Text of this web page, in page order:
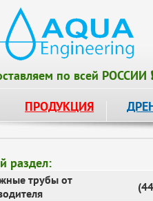
по всей РОССИИ
ПРОДУКЦИЯ
раздел:
трубы от